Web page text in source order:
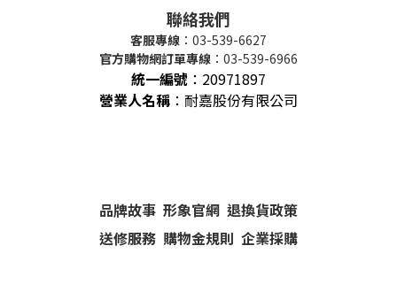
聯絡我們
客服專線 ：03-539-6627
官方購物網訂單專線 ：03-539-6966
統一編號 ： 20971897
營業人名稱 ：耐嘉股份有限公司
品牌故事 形象官網 退換貨政策
送修服務 購物金規則 企業採購